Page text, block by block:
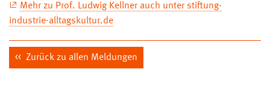
Mehr zu Prof. Ludwig Kellner auch unter stiftung-
industrie-alltagskultur.de
Zurück zu allen Meldungen